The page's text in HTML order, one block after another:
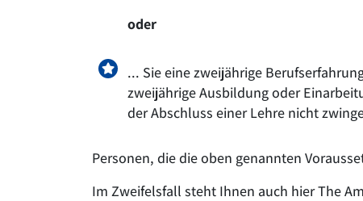
oder
... Sie eine zweijährige
zweijährige Ausbildung oder
der Abschluss einer Lehre nicht
Personen, die die oben genannten
Im Zweifelsfall steht Ihnen auch hier The